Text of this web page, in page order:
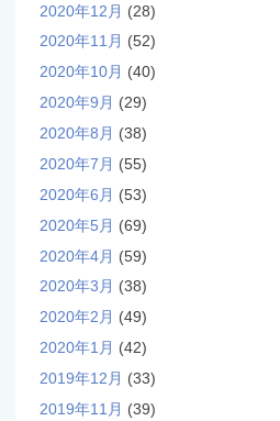
2020年12月 (28)
2020年11月 (52)
2020年10月 (40)
2020年9月 (29)
2020年8月 (38)
2020年7月 (55)
2020年6月 (53)
2020年5月 (69)
2020年4月 (59)
2020年3月 (38)
2020年2月 (49)
2020年1月 (42)
2019年12月 (33)
2019年11月 (39)